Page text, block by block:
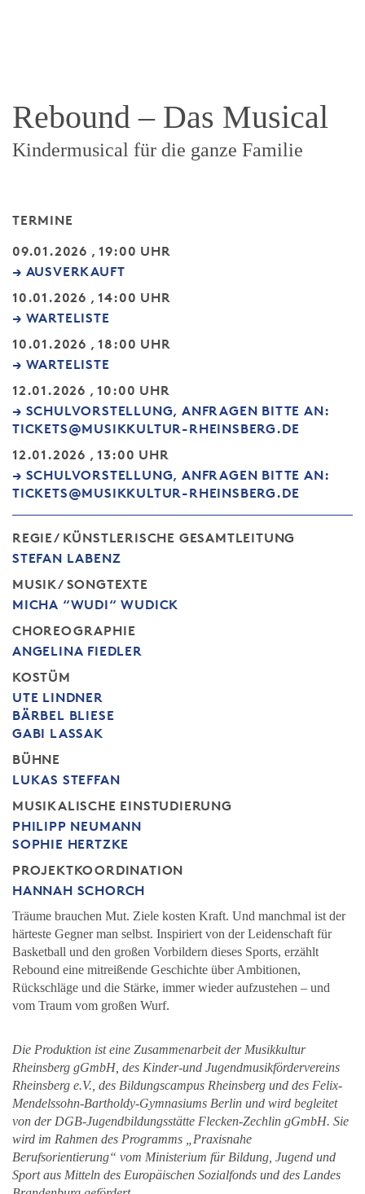
Rebound – Das Musical
Kindermusical für die ganze Familie
TERMINE
09.01.2026 , 19:00 UHR
→ AUSVERKAUFT
10.01.2026 , 14:00 UHR
→ WARTELISTE
10.01.2026 , 18:00 UHR
→ WARTELISTE
12.01.2026 , 10:00 UHR
→ SCHULVORSTELLUNG, ANFRAGEN BITTE AN:
TICKETS@MUSIKKULTUR-RHEINSBERG.DE
12.01.2026 , 13:00 UHR
→ SCHULVORSTELLUNG, ANFRAGEN BITTE AN:
TICKETS@MUSIKKULTUR-RHEINSBERG.DE
REGIE/ KÜNSTLERISCHE GESAMTLEITUNG
STEFAN LABENZ
MUSIK/ SONGTEXTE
MICHA “WUDI“ WUDICK
CHOREOGRAPHIE
ANGELINA FIEDLER
KOSTÜM
UTE LINDNER
BÄRBEL BLIESE
GABI LASSAK
BÜHNE
LUKAS STEFFAN
MUSIKALISCHE EINSTUDIERUNG
PHILIPP NEUMANN
SOPHIE HERTZKE
PROJEKTKOORDINATION
HANNAH SCHORCH
Träume brauchen Mut. Ziele kosten Kraft. Und manchmal ist der
härteste Gegner man selbst. Inspiriert von der Leidenschaft für
Basketball und den großen Vorbildern dieses Sports, erzählt
Rebound eine mitreißende Geschichte über Ambitionen,
Rückschläge und die Stärke, immer wieder aufzustehen – und
vom Traum vom großen Wurf.
Die Produktion ist eine Zusammenarbeit der Musikkultur
Rheinsberg gGmbH, des Kinder-und Jugendmusikfördervereins
Rheinsberg e.V., des Bildungscampus Rheinsberg und des Felix-
Mendelssohn-Bartholdy-Gymnasiums Berlin und wird begleitet
von der DGB-Jugendbildungsstätte Flecken-Zechlin gGmbH. Sie
wird im Rahmen des Programms „Praxisnahe
Berufsorientierung“ vom Ministerium für Bildung, Jugend und
Sport aus Mitteln des Europäischen Sozialfonds und des Landes